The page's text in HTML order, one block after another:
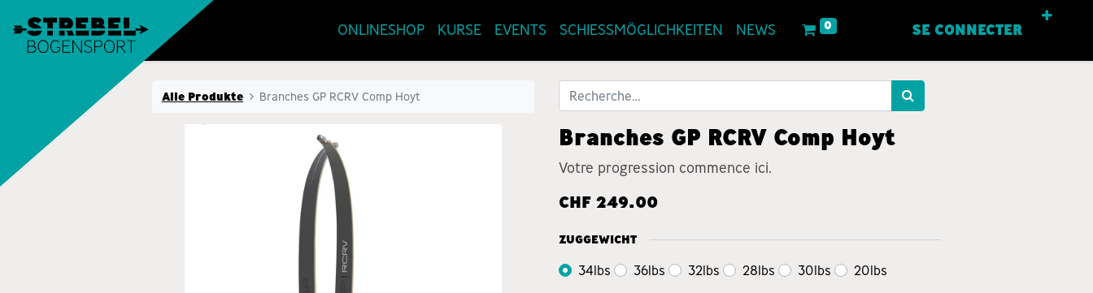
ONLINESHOP KURSE EVENTS SCHIESSMÖGLICHKEITEN NEWS 0 SE CONNECTER
Alle Produkte Branches GP RCRV Comp Hoyt
Branches GP RCRV Comp Hoyt
Votre progression commence ici.
CHF 249.00
ZUGGEWICHT
34lbs 36lbs 32lbs 28lbs 30lbs 20lbs